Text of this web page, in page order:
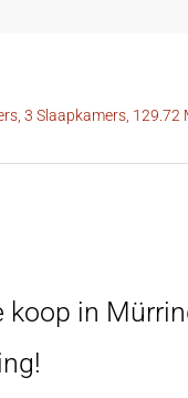
3 Slaapkamers, 129.72
in